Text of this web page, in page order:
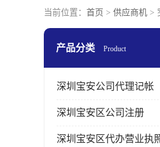
当前位置： 首页 > 供应商机 >
产品分类 Product
深圳宝安公司代理记帐
深圳宝安区公司注册
深圳宝安区代办营业执